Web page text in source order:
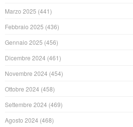
Marzo 2025 (441)
Febbraio 2025 (436)
Gennaio 2025 (456)
Dicembre 2024 (461)
Novembre 2024 (454)
Ottobre 2024 (458)
Settembre 2024 (469)
Agosto 2024 (468)